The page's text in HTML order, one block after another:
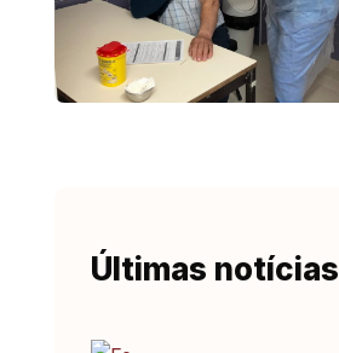
Últimas notícias